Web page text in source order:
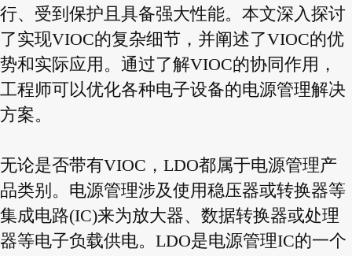
行、受到保护且具备强大性能。本文深入探讨
了实现VIOC的复杂细节，并阐述了VIOC的优
势和实际应用。通过了解VIOC的协同作用，
工程师可以优化各种电子设备的电源管理解决
方案。
无论是否带有VIOC，LDO都属于电源管理产
品类别。电源管理涉及使用稳压器或转换器等
集成电路(IC)来为放大器、数据转换器或处理
器等电子负载供电。LDO是电源管理IC的一个